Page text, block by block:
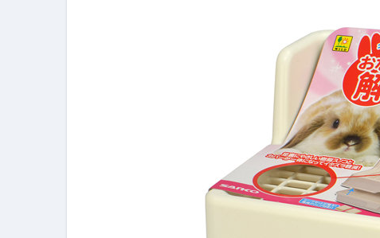
この動画は国にすぐ消されます。
意外にありえる？日経平均40000
アフィリエイト【稼げるキーワー
【必見】融資受けるなら”コレ”を
弁護士が教える「投資詐欺」に引
【PR】フリーランス必見！入金前
【2023年最新】金融ブラックで